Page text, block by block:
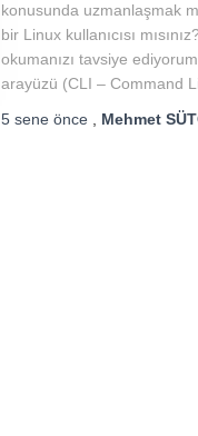
konusunda uzmanlaşmak
bir Linux kullanıcısı
okumanızı tavsiye
arayüzü (CLI – Command
5 sene önce Mehmet